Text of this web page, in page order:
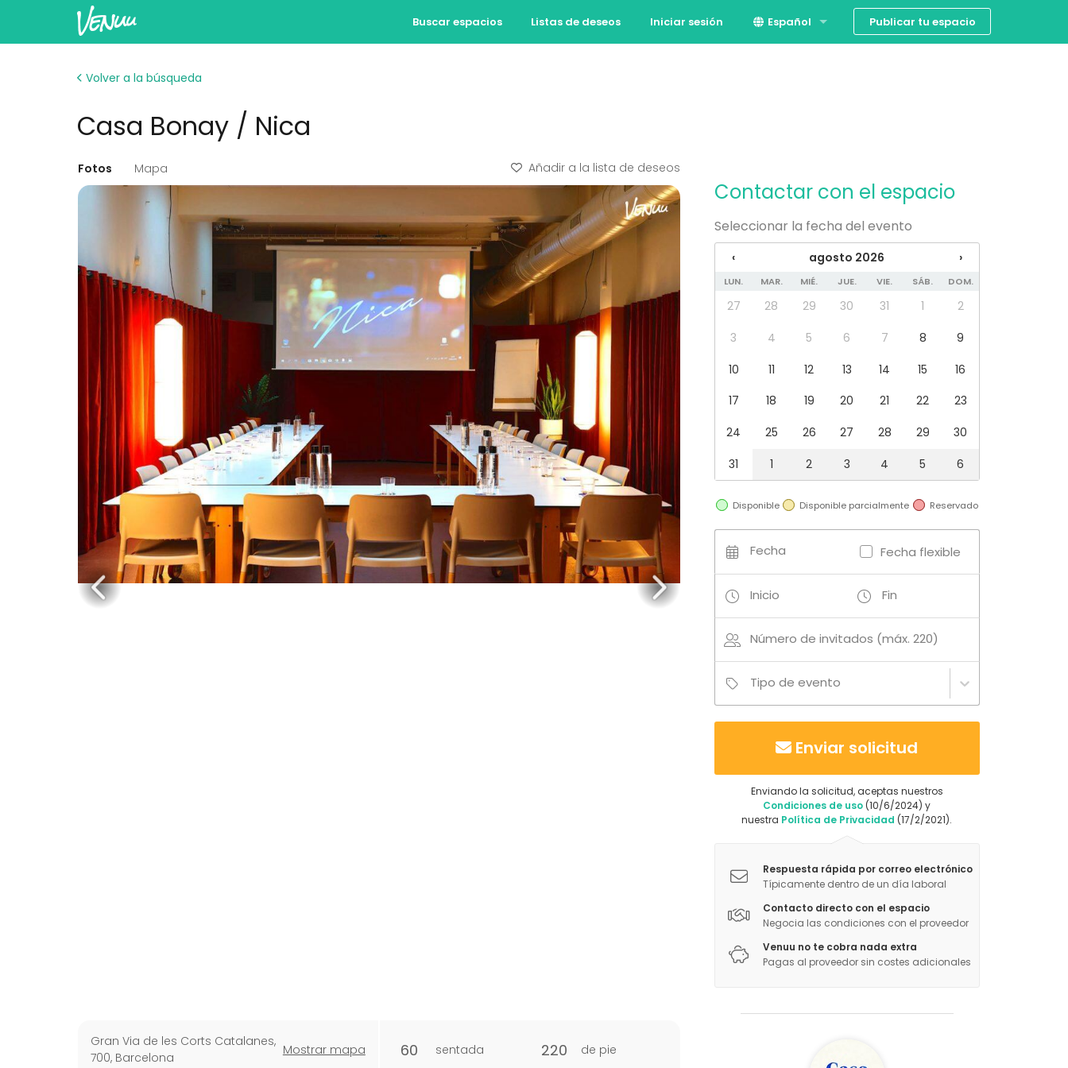
Buscar espacios Listas de deseos Iniciar sesión Español Publicar tu espacio
Volver a la búsqueda
Casa Bonay / Nica
Fotos Mapa Añadir a la lista de deseos
Gran Via de les Corts Catalanes,
700, Barcelona
Mostrar mapa 60 sentada 220 de pie
Contactar con el espacio
Seleccionar la fecha del evento
‹ agosto 2026 ›
LUN. MAR. MIÉ. JUE. VIE. SÁB. DOM.
27 28 29 30 31 1
2
3
4 5 6 7 8
9
10
11 12 13 14 15
16
17
18 19 20 21 22
23
24
25 26 27 28 29
30
31
1 2 3 4 5 6
Disponible Disponible parcialmente Reservado
Fecha Fecha flexible
Inicio Fin
Número de invitados (máx. 220)
Tipo de evento
Enviar solicitud
Enviando la solicitud, aceptas nuestros
Condiciones de uso (10/6/2024) y
nuestra Política de Privacidad (17/2/2021).
Respuesta rápida por correo electrónico
Típicamente dentro de un día laboral
Contacto directo con el espacio
Negocia las condiciones con el proveedor
Venuu no te cobra nada extra
Pagas al proveedor sin costes adicionales